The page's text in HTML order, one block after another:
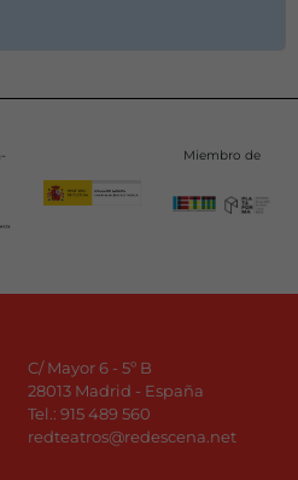
Miembro de
C/ Mayor 6 - 5º B
28013 Madrid - España
Tel.: 915 489 560
redteatros@redescena.net